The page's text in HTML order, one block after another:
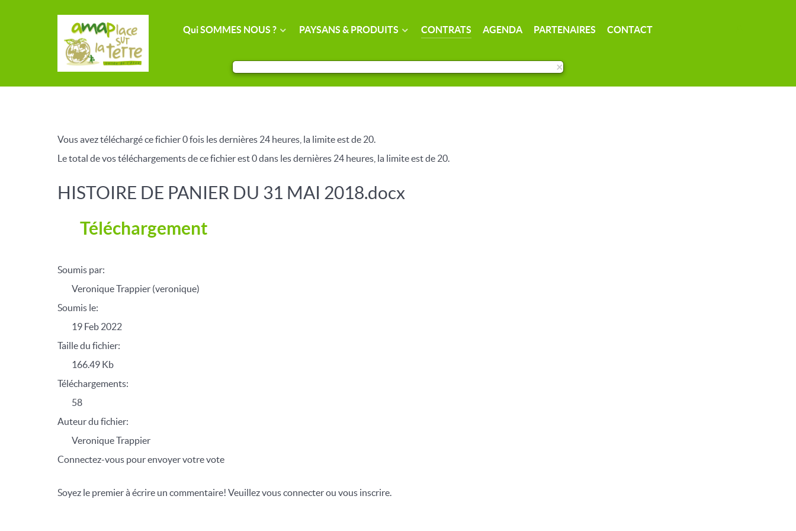
Qui SOMMES NOUS ? PAYSANS & PRODUITS CONTRATS AGENDA PARTENAIRES CONTACT
Vous avez téléchargé ce fichier 0 fois les dernières 24 heures, la limite est de 20.
Le total de vos téléchargements de ce fichier est 0 dans les dernières 24 heures, la limite est de 20.
HISTOIRE DE PANIER DU 31 MAI 2018.docx
Téléchargement
Soumis par:
Veronique Trappier (veronique)
Soumis le:
19 Feb 2022
Taille du fichier:
166.49 Kb
Téléchargements:
58
Auteur du fichier:
Veronique Trappier
Connectez-vous pour envoyer votre vote
Soyez le premier à écrire un commentaire! Veuillez vous connecter ou vous inscrire.
×